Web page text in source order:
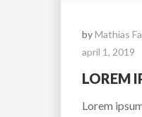
byMathias
april 1, 2019
LOREM
Lorem